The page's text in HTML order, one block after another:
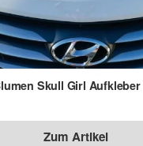
Skull Girl
Zum Artikel